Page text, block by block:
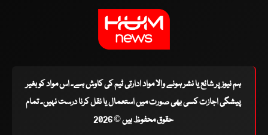
ہم نیوز پر شائع یا نشر ہونے والا مواد ادارتی ٹیم کی کاوش ہے۔ اس مواد کو بغیر
پیشگی اجازت کسی بھی صورت میں استعمال یا نقل کرنا درست نہیں۔ تمام
حقوق محفوظ ہیں © 2026